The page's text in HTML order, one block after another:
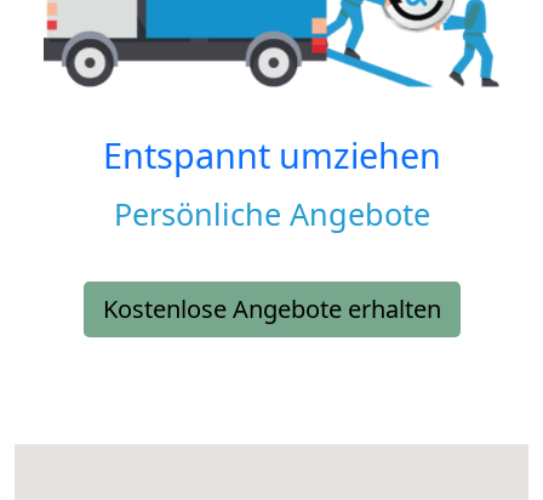
Entspannt umziehen
Persönliche Angebote
Kostenlose Angebote erhalten